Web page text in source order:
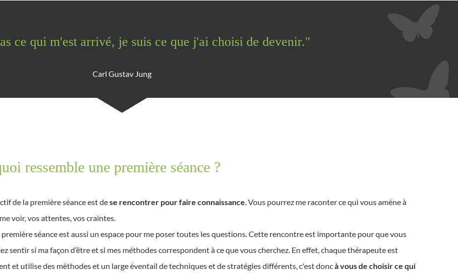
ce qui m'est arrivé, je suis ce que j'ai choisi de devenir."
Carl Gustav Jung
ressemble une première séance ?
de la première séance est dese rencontrer pour faire connaissance . Vous pourrez me raconter ce qui vous amène à
voir, vos attentes, vos craintes.
séance est aussi un espace pour me poser toutes les questions. Cette rencontre est importante pour que vous
sentir si ma façon d’être et si mes méthodes correspondent à ce que vous cherchez. En effet, chaque thérapeute est
et utilise des méthodes et un large éventail de techniques et de stratégies différents, c'est doncà vous de choisir ce qui